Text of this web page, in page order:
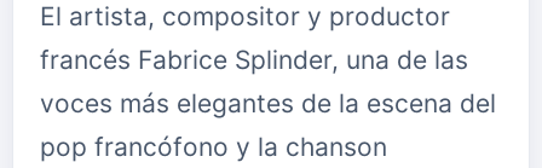
El artista, compositor y productor
francés Fabrice Splinder, una de las
voces más elegantes de la escena del
pop francófono y la chanson